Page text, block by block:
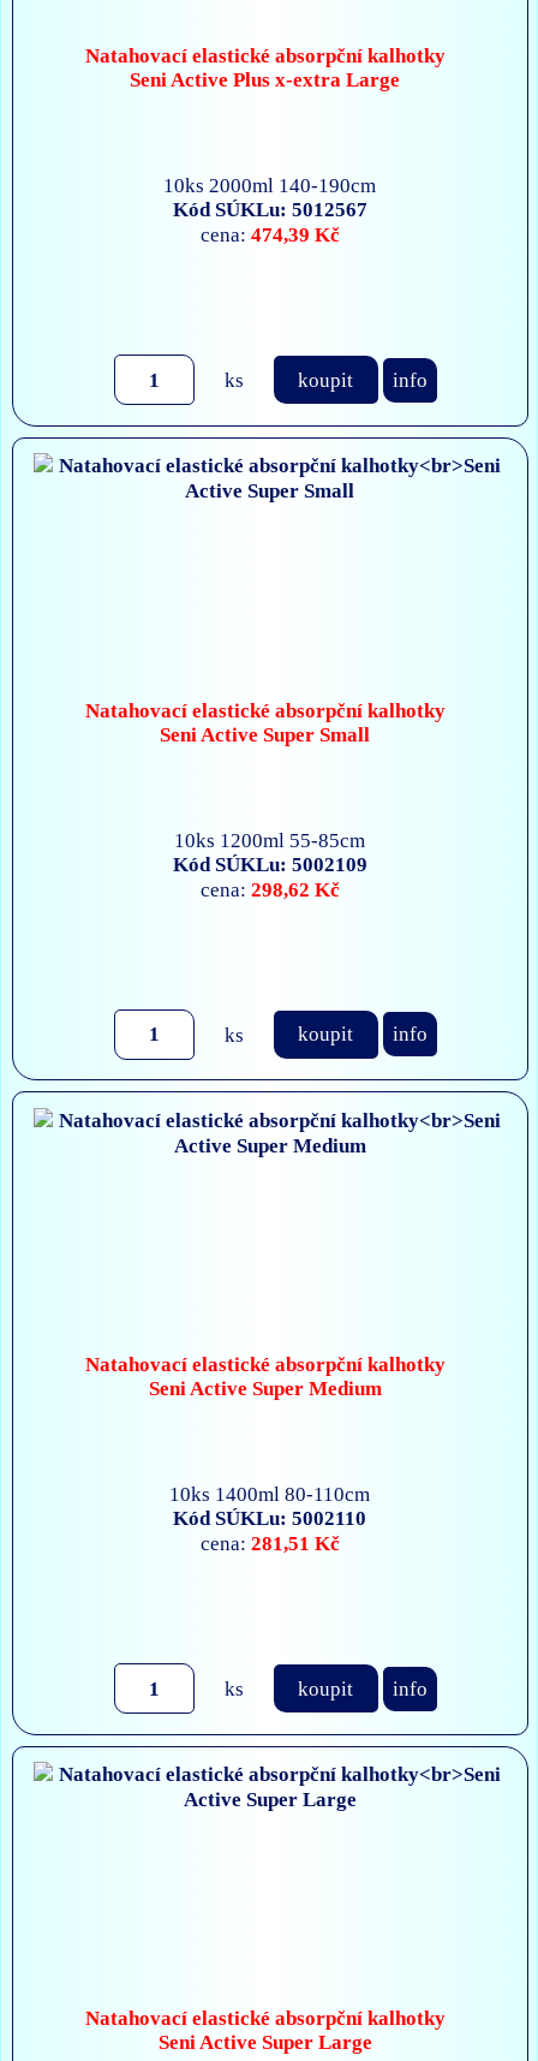
Natahovací elastické absorpční kalhotky
Seni Active Plus x-extra Large
10ks 2000ml 140-190cm
Kód SÚKLu: 5012567
cena: 474,39 Kč
ks koupit info
Natahovací elastické absorpční kalhotky
Seni Active Super Small
10ks 1200ml 55-85cm
Kód SÚKLu: 5002109
cena: 298,62 Kč
ks koupit info
Natahovací elastické absorpční kalhotky
Seni Active Super Medium
10ks 1400ml 80-110cm
Kód SÚKLu: 5002110
cena: 281,51 Kč
ks koupit info
Natahovací elastické absorpční kalhotky
Seni Active Super Large